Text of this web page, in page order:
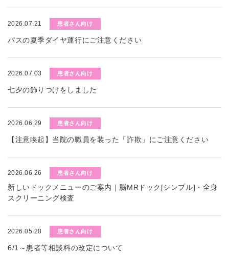
2026.07.21 患者さん向け
バスの夏季ダイヤ運行にご注意ください
2026.07.03 患者さん向け
七夕の飾りつけをしました
2026.06.29 患者さん向け
【注意喚起】当院の職員を装った「詐欺」にご注意ください
2026.06.26 患者さん向け
新しいドックメニューのご案内｜脳MRドック[シンプル]・全身
スクリーニング検査
2026.05.28 患者さん向け
6/1～患者等相談料の改定について